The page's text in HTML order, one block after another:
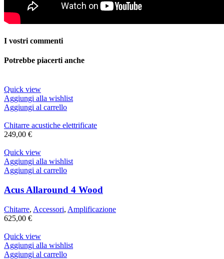
I vostri commenti
Potrebbe piacerti anche
Quick view
Aggiungi alla wishlist
Aggiungi al carrello
Chitarre acustiche elettrificate
249,00 €
Quick view
Aggiungi alla wishlist
Aggiungi al carrello
Acus Allaround 4 Wood
Chitarre, Accessori, Amplificazione
625,00 €
Quick view
Aggiungi alla wishlist
Aggiungi al carrello